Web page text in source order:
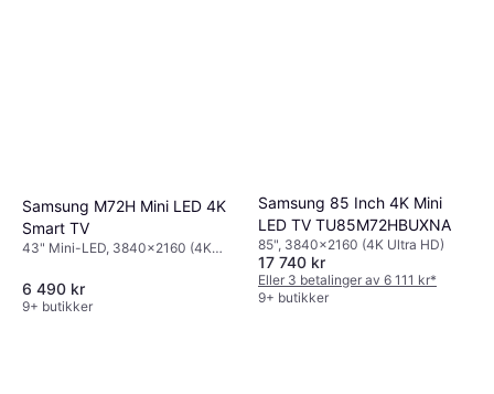
Samsung M72H Mini LED 4K
Smart TV
43" Mini-LED, 3840x2160 (4K
6 490 kr
9+ butikker
Samsung 85 Inch 4K Mini
LED TV TU85M72HBUXNA
85", 3840x2160 (4K Ultra HD)
17 740 kr
Eller 3 betalinger av 6 111 kr*
9+ butikker